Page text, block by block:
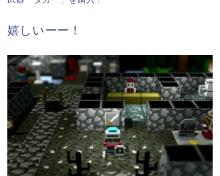
嬉しいーー！